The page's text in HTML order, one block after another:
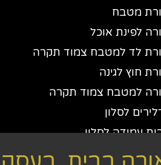
מטבח
לפינת אוכל
לד למטבח צמוד תקרה
חוץ לגינה
למטבח צמוד תקרה
לסלון
עמידה לסלון
תאורה